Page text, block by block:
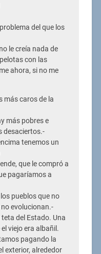
del que los
le creía nada de
con las
ahora, si no me
más caros de la
más pobres e
desaciertos.-
tenemos un
que le compró a
pagaríamos a
pueblos que no
evolucionan.-
del Estado. Una
viejo era albañil.
pagando la
exterior, alrededor